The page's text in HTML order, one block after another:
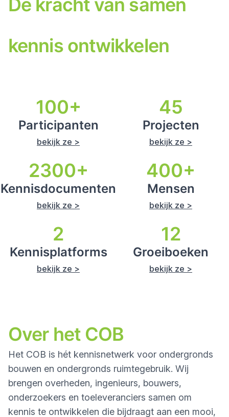
De kracht van samen
kennis ontwikkelen
100+
Participanten
bekijk ze >
45
Projecten
bekijk ze >
2300+
Kennisdocumenten
bekijk ze >
400+
Mensen
bekijk ze >
2
Kennisplatforms
bekijk ze >
12
Groeiboeken
bekijk ze >
Over het COB
Het COB is hét kennisnetwerk voor ondergronds
bouwen en ondergronds ruimtegebruik. Wij
brengen overheden, ingenieurs, bouwers,
onderzoekers en toeleveranciers samen om
kennis te ontwikkelen die bijdraagt aan een mooi,